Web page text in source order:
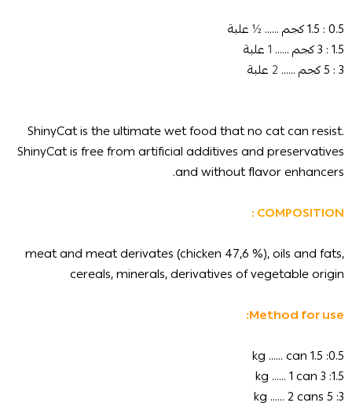
0.5 : 1.5 كجم ......
½علبة
1.5 : 3 كجم ......
1علبة
3 : 5 كجم ......
2 علبة
ShinyCat is the ultimate wet food that no cat can resist.
ShinyCat is free from artificial additives and preservatives
and without flavor enhancers.
COMPOSITION :
meat and meat derivates (chicken 47,6 %), oils and fats,
cereals, minerals, derivatives of vegetable origin
Method for use:
0.5: 1.5 kg ...... can
1.5: 3 kg ...... 1 can
3: 5 kg ...... 2 cans